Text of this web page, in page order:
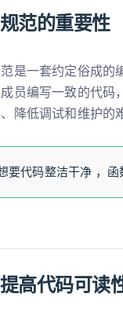
范的重要性
是一套约定俗成的
员编写一致的代码
降低调试和维护的
要代码整洁干净 ，函
高代码可读